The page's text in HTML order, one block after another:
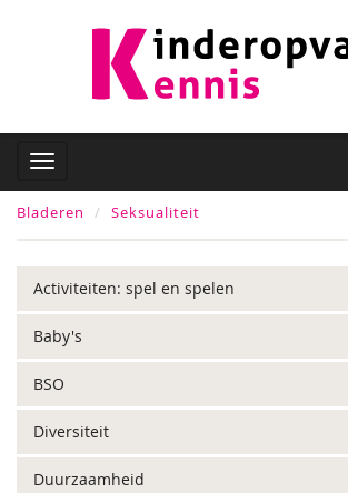
Bladeren Seksualiteit
Activiteiten: spel en spelen
Baby's
BSO
Diversiteit
Duurzaamheid